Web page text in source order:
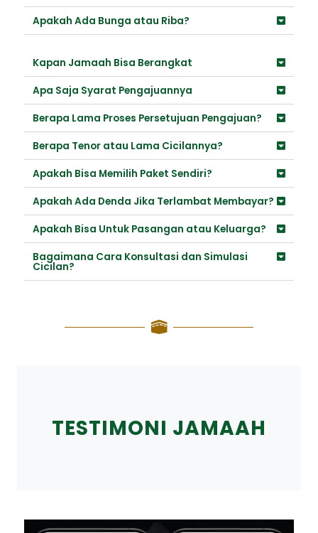
Apakah Ada Bunga atau Riba?
Kapan Jamaah Bisa Berangkat
Apa Saja Syarat Pengajuannya
Berapa Lama Proses Persetujuan Pengajuan?
Berapa Tenor atau Lama Cicilannya?
Apakah Bisa Memilih Paket Sendiri?
Apakah Ada Denda Jika Terlambat Membayar?
Apakah Bisa Untuk Pasangan atau Keluarga?
Bagaimana Cara Konsultasi dan Simulasi
Cicilan?
TESTIMONI JAMAAH